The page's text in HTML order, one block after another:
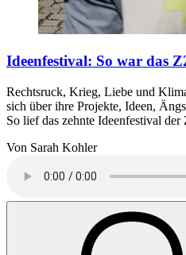
Ideenfestival: So war das
Rechtsruck, Krieg, Liebe und
sich über ihre Projekte, Ideen,
So lief das zehnte Ideenfestival der
Von Sarah Kohler